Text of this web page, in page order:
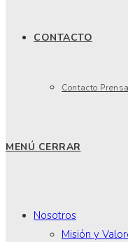
CONTACTO
Contacto Prensa
MENÚ CERRAR
Nosotros
Misión y